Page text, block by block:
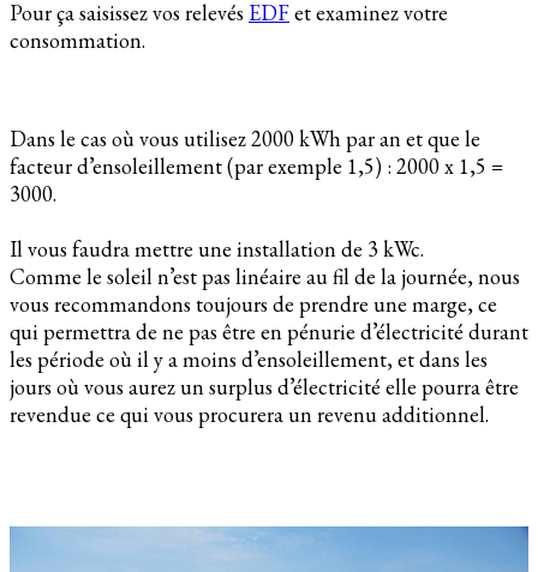
Pour ça saisissez vos relevés EDFet examinez votre
consommation.
Dans le cas où vous utilisez 2000 kWh par an et que le
facteur d’ensoleillement (par exemple 1,5) : 2000 x 1,5 =
3000.
Il vous faudra mettre une installation de 3 kWc.
Comme le soleil n’est pas linéaire au fil de la journée, nous
vous recommandons toujours de prendre une marge, ce
qui permettra de ne pas être en pénurie d’électricité durant
les période où il y a moins d’ensoleillement, et dans les
jours où vous aurez un surplus d’électricité elle pourra être
revendue ce qui vous procurera un revenu additionnel.